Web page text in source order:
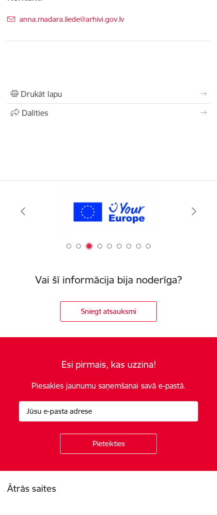
E-pasts:
anna.madara.liede@arhivi.gov.lv
Drukāt lapu
Dalīties
Vai šī informācija bija noderīga?
Sniegt atsauksmi
Esi pirmais, kas uzzina!
Piesakies jaunumu saņemšanai savā e-pastā.
Ātrās saites